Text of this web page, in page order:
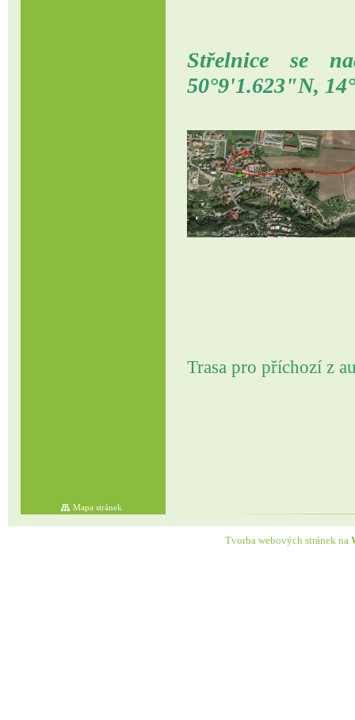
Střelnice se
50°9'1.623"N,
Trasa pro příchozí z
Mapa stránek
Tvorba webových stránek na